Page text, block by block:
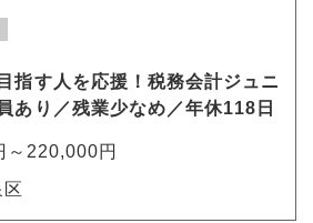
指す人を応援！税務会計ジュニ
あり／残業少なめ／年休118日
～220,000円